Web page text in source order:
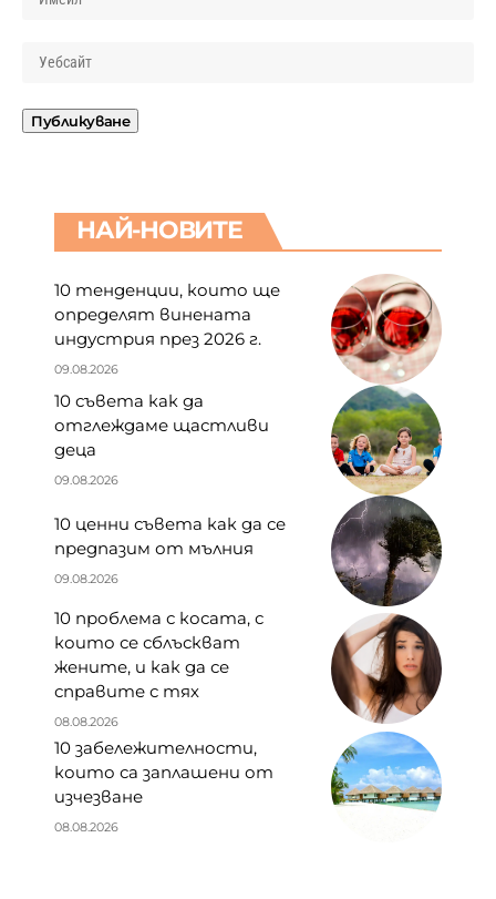
НАЙ-НОВИТЕ
10 тенденции, които ще
определят винената
индустрия през 2026 г.
09.08.2026
10 съвета как да
отглеждаме щастливи
деца
09.08.2026
10 ценни съвета как да се
предпазим от мълния
09.08.2026
10 проблема с косата, с
които се сблъскват
жените, и как да се
справите с тях
08.08.2026
10 забележителности,
които са заплашени от
изчезване
08.08.2026